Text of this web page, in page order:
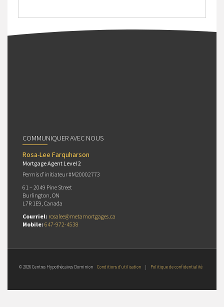
COMMUNIQUER AVEC NOUS
Rosa-Lee Farquharson
Mortgage Agent Level 2
Permis d’initiateur #M20002773
61 – 2049 Pine Street
Burlington, ON
L7R 1E9, Canada
Courriel: rosalee@metamortgages.ca
Mobile: 647-972-4538
© 2026 Centres Hypothécaires Dominion Conditions d’utilisation | Politique de confidentialité